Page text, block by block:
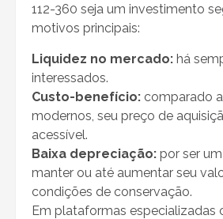
112-360 seja um investimento
motivos principais:
Liquidez no mercado: há
interessados.
Custo-benefício: comparado
modernos, seu preço de
acessível.
Baixa depreciação: por ser
manter ou até aumentar seu
condições de conservação.
Em plataformas especializadas